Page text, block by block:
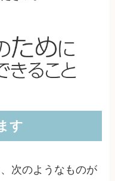
す
次のようなものが